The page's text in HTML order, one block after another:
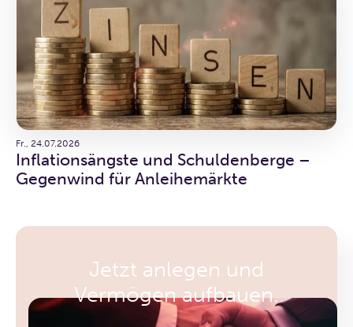
Fr., 24.07.2026
Inflationsängste und Schuldenberge –
Gegenwind für Anleihemärkte
Jetzt anlegen und
Vermögen aufbauen.